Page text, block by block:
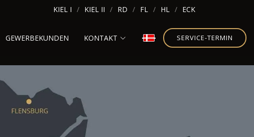
KIEL I KIEL II RD FL HL ECK
GEWERBEKUNDEN KONTAKT SERVICE-TERMIN